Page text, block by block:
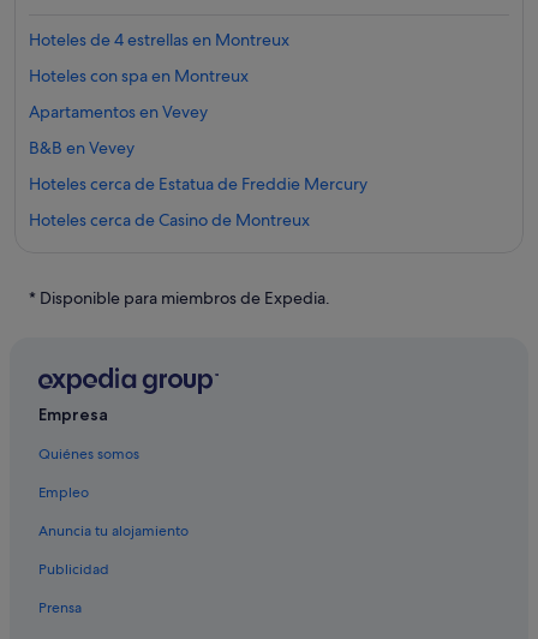
Hoteles de 4 estrellas en Montreux
Hoteles con spa en Montreux
Apartamentos en Vevey
B&B en Vevey
Hoteles cerca de Estatua de Freddie Mercury
Hoteles cerca de Casino de Montreux
Campings de caravanas en Corsier-sur-Vevey
Hoteles cerca de Castillo de Chillon
Glion hoteles
Albergues en Montreux
Hoteles con piscina en Vevey
Veytaux hoteles
Hoteles de golf en Vevey
* Disponible para miembros de Expedia.
Empresa
Quiénes somos
Empleo
Anuncia tu alojamiento
Publicidad
Prensa